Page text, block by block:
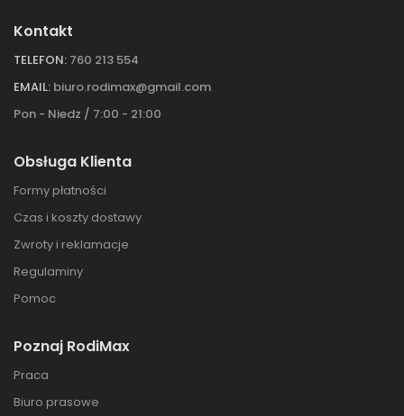
Kontakt
TELEFON: 760 213 554
EMAIL: biuro.rodimax@gmail.com
Pon - Niedz / 7:00 - 21:00
Obsługa Klienta
Formy płatności
Czas i koszty dostawy
Zwroty i reklamacje
Regulaminy
Pomoc
Poznaj RodiMax
Praca
Biuro prasowe